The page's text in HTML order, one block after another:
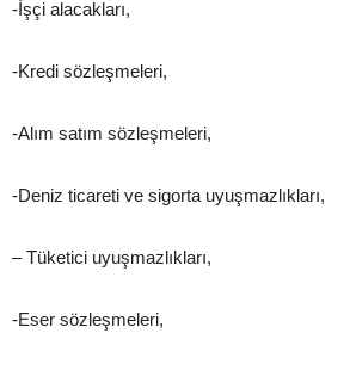
-İşçi alacakları,
-Kredi sözleşmeleri,
-Alım satım sözleşmeleri,
-Deniz ticareti ve sigorta uyuşmazlıkları,
– Tüketici uyuşmazlıkları,
-Eser sözleşmeleri,